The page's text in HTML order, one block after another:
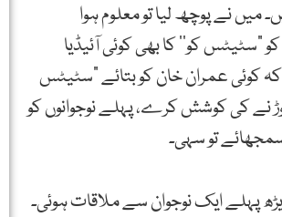
میں نے پوچھ لیا تو معلوم ہوا
کو‘‘ کا بھی کوئی آئیڈیا
کہ کوئی عمران خان کو بتائے ”سٹیٹس
نے کی کوشش کرے، پہلے نوجوانوں کو
تو سہی۔
پہلے ایک نوجوان سے ملاقات ہوئی۔